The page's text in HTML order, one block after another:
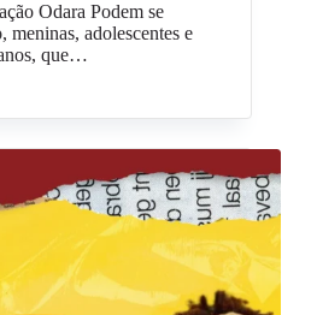
Odara Podem se
meninas, adolescentes e
que…